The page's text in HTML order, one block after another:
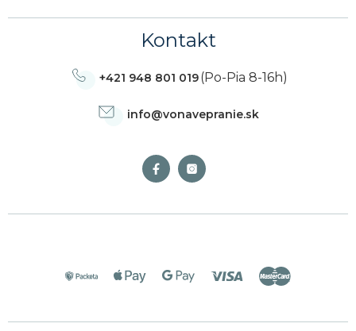
Kontakt
info@vonavepranie.sk
+421 948 801 019(Po-Pia 8-16h)